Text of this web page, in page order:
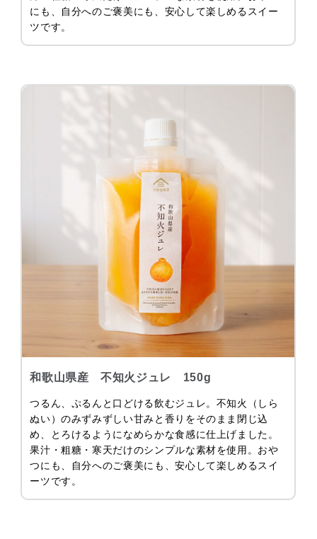
にも、自分へのご褒美にも、安心して楽しめるスイー
ツです。
和歌山県産 不知火ジュレ 150g
つるん、ぷるんと口どける飲むジュレ。不知火（しら
ぬい）のみずみずしい甘みと香りをそのまま閉じ込
め、とろけるようになめらかな食感に仕上げました。
果汁・粗糖・寒天だけのシンプルな素材を使用。おや
つにも、自分へのご褒美にも、安心して楽しめるスイ
ーツです。